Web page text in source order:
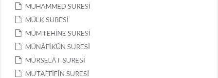
MUHAMMED SURESİ
MÜLK SURESİ
MÜMTEHİNE SURESİ
MÜNÂFİKÛN SURESİ
MÜRSELÂT SURESİ
MUTAFFİFÎN SURESİ